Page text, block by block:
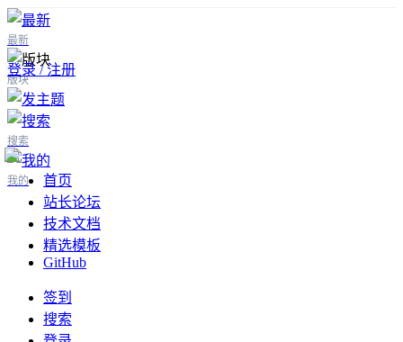
最新
版块
搜索
我的
登录 / 注册
首页
站长论坛
技术文档
精选模板
GitHub
签到
搜索